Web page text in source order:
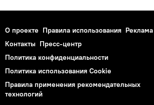
О проекте Правила использования Реклама
Контакты Пресс-центр
Политика конфиденциальности
Политика использования Cookie
Правила применения рекомендательных
технологий